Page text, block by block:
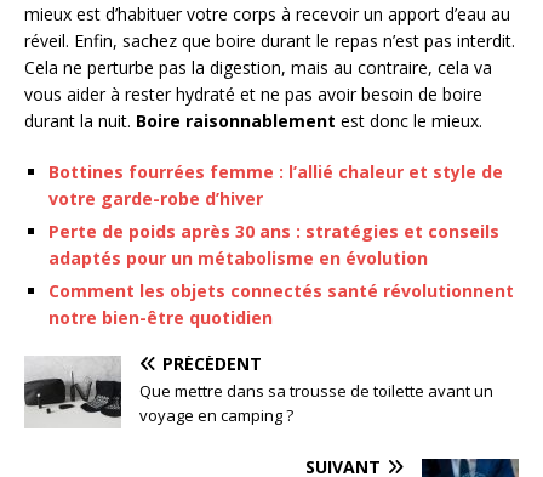
mieux est d’habituer votre corps à recevoir un apport d’eau au
réveil. Enfin, sachez que boire durant le repas n’est pas interdit.
Cela ne perturbe pas la digestion, mais au contraire, cela va
vous aider à rester hydraté et ne pas avoir besoin de boire
durant la nuit. Boire raisonnablement est donc le mieux.
Bottines fourrées femme : l’allié chaleur et style de
votre garde-robe d’hiver
Perte de poids après 30 ans : stratégies et conseils
adaptés pour un métabolisme en évolution
Comment les objets connectés santé révolutionnent
notre bien-être quotidien
PRÉCÉDENT
Que mettre dans sa trousse de toilette avant un
voyage en camping ?
SUIVANT